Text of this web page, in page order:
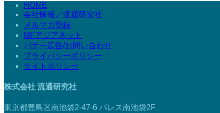
HOME
会社情報／流通研究社
メルマガ登録
MFアジアネット
バナー広告/お問い合わせ
プライバシーポリシー
サイトポリシー
株式会社 流通研究社
東京都豊島区南池袋2-47-6 パレス南池袋2F